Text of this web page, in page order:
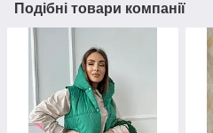
Подібні товари компанії